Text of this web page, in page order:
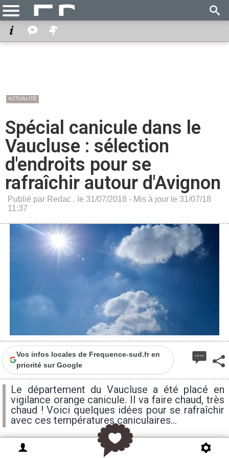
ACTUALITÉ
Spécial canicule dans le
Vaucluse : sélection
d'endroits pour se
rafraîchir autour d'Avignon
Publié par Redac . le 31/07/2018 - Mis à jour le 31/07/18
11:37
Vos infos locales de Frequence-sud.fr en
priorité sur Google
Le département du Vaucluse a été placé en
vigilance orange canicule. Il va faire chaud, très
chaud ! Voici quelques idées pour se rafraîchir
avec ces températures caniculaires...
Le département du Vaucluse a été placé en vigilance